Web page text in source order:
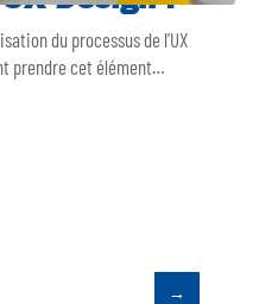
du processus de l’UX
prendre cet élément…